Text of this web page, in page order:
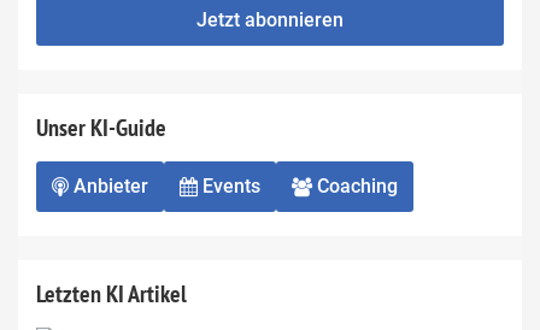
Jetzt abonnieren
Unser KI-Guide
Anbieter Events Coaching
Letzten KI Artikel